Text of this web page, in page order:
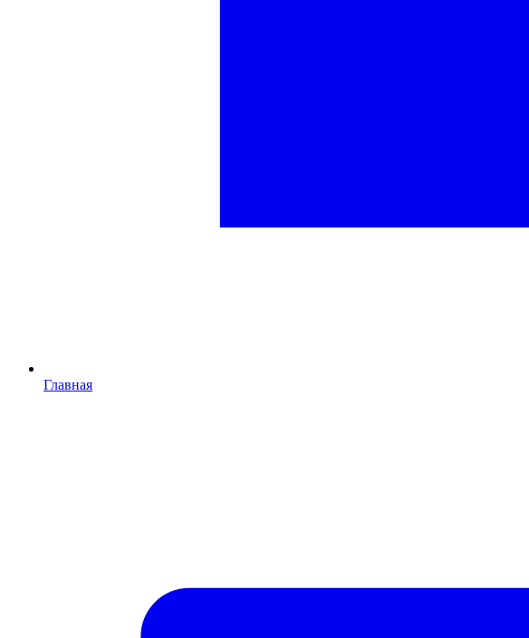
Главная